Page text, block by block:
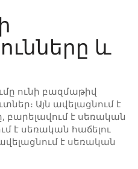
և
ունի բազմաթիվ
Այն ավելացնում է
է սեռական
է սեռական հաճելու
է սեռական